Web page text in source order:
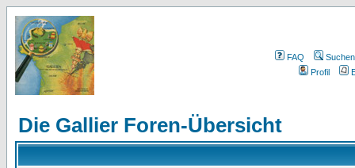
FAQ
Suchen
Profil
Die Gallier Foren-Übersicht